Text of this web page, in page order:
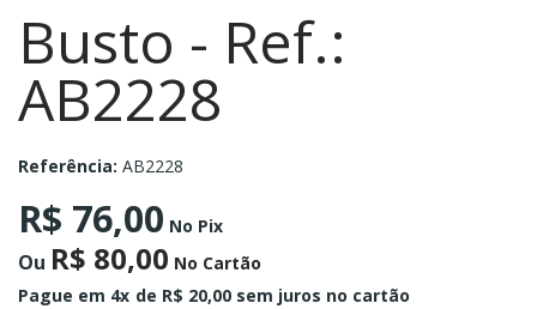
Busto - Ref.:
AB2228
Referência: AB2228
R$ 76,00 No Pix
Ou R$ 80,00 No Cartão
Pague em 4x de R$ 20,00 sem juros no cartão